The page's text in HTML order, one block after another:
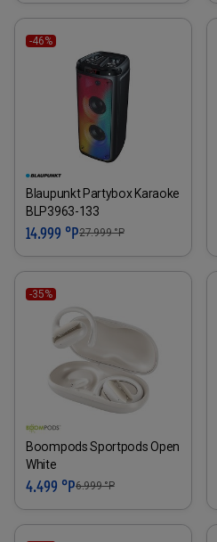
-46%
Blaupunkt Partybox Karaoke
BLP3963-133
14.999 °P27.999°P
-35%
Boompods Sportpods Open
White
4.499 °P6.999°P